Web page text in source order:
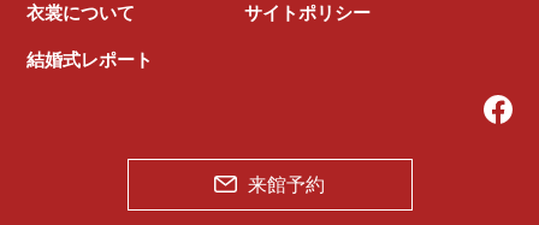
衣裳について
結婚式レポート
サイトポリシー
来館予約